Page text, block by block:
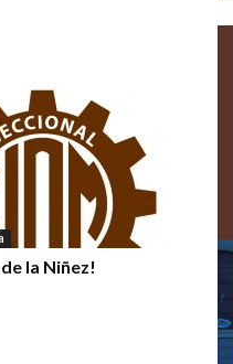
la Niñez!